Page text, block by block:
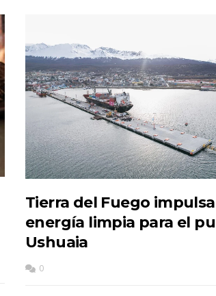
Tierra del Fuego impulsa
energía limpia para el
Ushuaia
0